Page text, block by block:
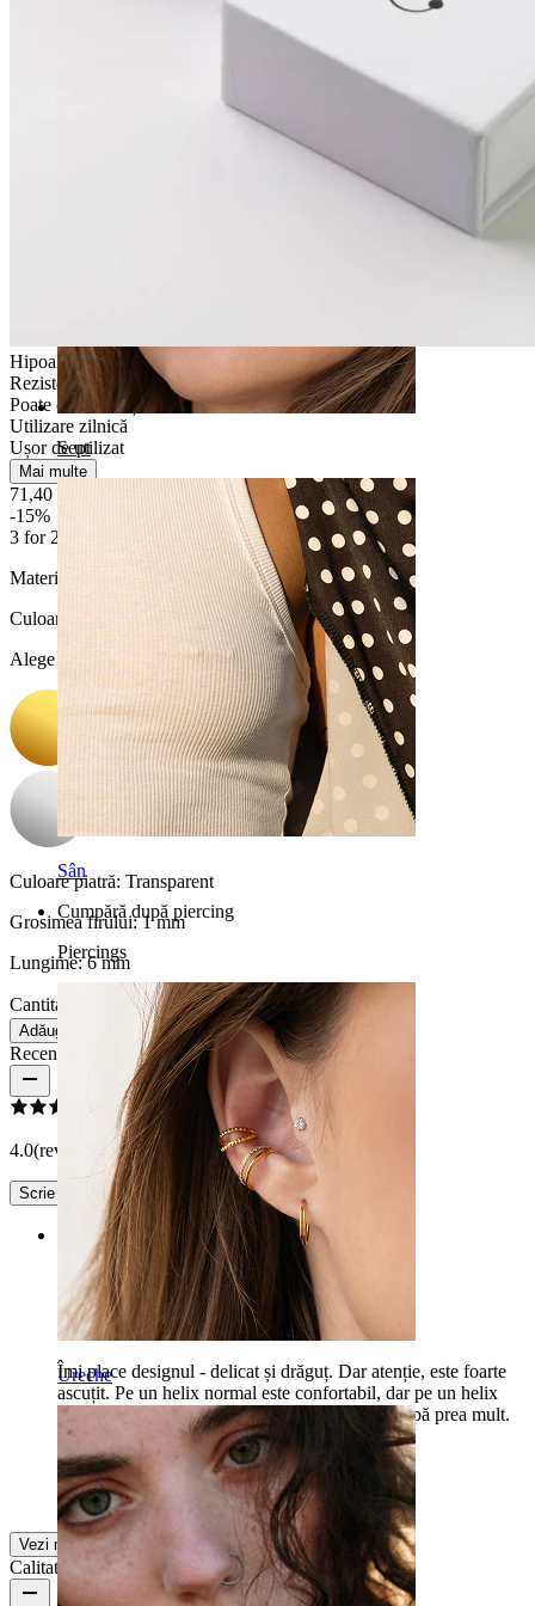
Sept
Sân
Cumpără după piercing
Piercings
Ureche
Hipoalergenic
Rezistentă la apă
Poate dura o viață
Utilizare zilnică
Ușor de utilizat
Mai multe
71,40 Lei
84,00 Lei
-15%
3 for 2
Material:
Culoare
Alege Culoare
Culoare piatră: Transparent
Grosimea firului:1 mm
Lungime:6 mm
Cantitate: 1
Schimbă
Adăugă în coș
Recenzii produs
4.0(review-uri 1)
Scrie un review
Rating
Drăguț, dar ascuțit
Îmi place designul - delicat și drăguț. Dar atenție, este foarte
ascuțit. Pe un helix normal este confortabil, dar pe un helix
frontal este insuportabil să dormi cu el. Te înțeapă prea mult.
Olena Achiziție verificată
Tradus prin AI Arată original
Vezi mai multe
Calitatea produsului